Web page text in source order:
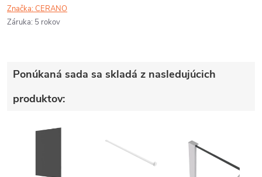
Značka:CERANO
Záruka: 5 rokov
Ponúkaná sada sa skladá z nasledujúcich
produktov: